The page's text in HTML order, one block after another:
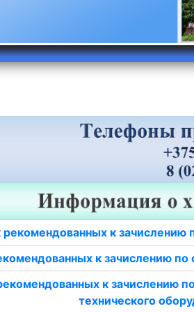
к зачислению
к зачислению
к зачислению
технического